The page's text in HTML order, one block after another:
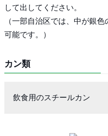
して出してください。
（一部自治区では、中が銀
可能です。）
カン類
飲食用のスチールカン